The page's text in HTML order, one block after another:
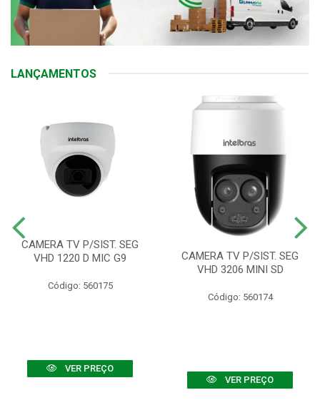
LANÇAMENTOS
CAMERA TV P/SIST. SEG
VHD 1220 D MIC G9
Código: 560175
VER PREÇO
CAMERA TV P/SIST. SEG
VHD 3206 MINI SD
Código: 560174
VER PREÇO